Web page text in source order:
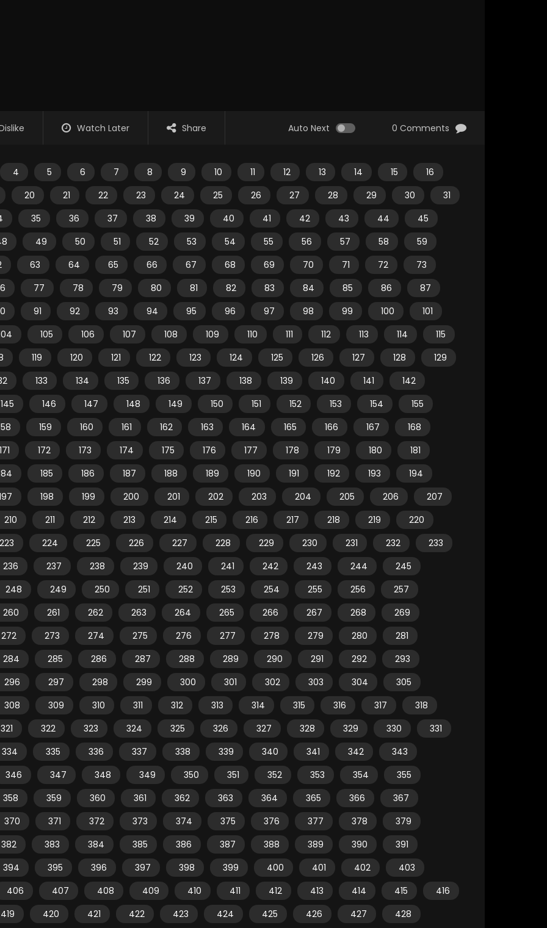
Watch Later Share Auto Next 0 Comments
4 5 6 7 8 9 10 11 12 13 14 15
16
20
21 22 23 24 25 26 27 28 29 30
31
35 36 37 38 39 40 41 42 43 44
45
49 50 51 52 53 54 55 56 57 58
59
63 64 65 66 67 68 69 70 71 72
73
77 78 79 80 81 82 83 84 85 86
87
91 92 93 94 95 96 97 98 99 100
101
105 106 107 108 109 110 111 112 113 114
115
119 120 121 122 123 124 125 126 127 128
129
133 134 135 136 137 138 139 140 141
142
145
146 147 148 149 150 151 152 153 154
155
159 160 161 162 163 164 165 166 167
168
171
172 173 174 175 176 177 178 179 180
181
185 186 187 188 189 190 191 192 193
194
198 199 200 201 202 203 204 205 206
207
210
211 212 213 214 215 216 217 218 219
220
223
224 225 226 227 228 229 230 231 232
233
236
237 238 239 240 241 242 243 244
245
248
249 250 251 252 253 254 255 256
257
260
261 262 263 264 265 266 267 268
269
272
273 274 275 276 277 278 279 280
281
284
285 286 287 288 289 290 291 292
293
296
297 298 299 300 301 302 303 304
305
308
309 310 311 312 313 314 315 316 317
318
321
322 323 324 325 326 327 328 329 330
331
334
335 336 337 338 339 340 341 342
343
346
347 348 349 350 351 352 353 354
355
358
359 360 361 362 363 364 365 366
367
370
371 372 373 374 375 376 377 378
379
382
383 384 385 386 387 388 389 390
391
394
395 396 397 398 399 400 401 402
403
406
407 408 409 410 411 412 413 414 415
416
419
420 421 422 423 424 425 426 427
428